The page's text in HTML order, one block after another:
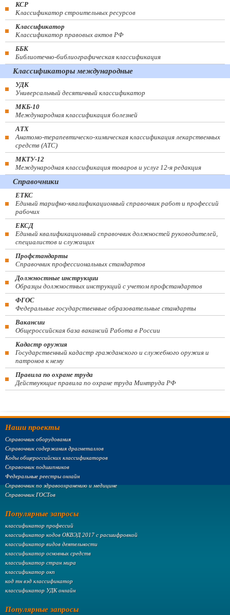
КСР
Классификатор строительных ресурсов
Классификатор
Классификатор правовых актов РФ
ББК
Библиотечно-библиографическая классификация
Классификаторы международные
УДК
Универсальный десятичный классификатор
МКБ-10
Международная классификация болезней
АТХ
Анатомо-терапевтическо-химическая классификация лекарственных
средств (ATC)
МКТУ-12
Международная классификация товаров и услуг 12-я редакция
Справочники
ЕТКС
Единый тарифно-квалификационный справочник работ и профессий
рабочих
ЕКСД
Единый квалификационный справочник должностей руководителей,
специалистов и служащих
Профстандарты
Справочник профессиональных стандартов
Должностные инструкции
Образцы должностных инструкций с учетом профстандартов
ФГОС
Федеральные государственные образовательные стандарты
Вакансии
Общероссийская база вакансий Работа в России
Кадастр оружия
Государственный кадастр гражданского и служебного оружия и
патронов к нему
Правила по охране труда
Действующие правила по охране труда Минтруда РФ
Наши проекты
Справочник оборудования
Справочник содержания драгметаллов
Коды общероссийских классификаторов
Справочник подшипников
Федеральные реестры онлайн
Справочник по здравоохранению и медицине
Справочник ГОСТов
Популярные запросы
классификатор профессий
классификатор кодов ОКВЭД 2017 с расшифровкой
классификатор видов деятельности
классификатор основных средств
классификатор стран мира
классификатор окп
код тн вэд классификатор
классификатор УДК онлайн
Популярные запросы